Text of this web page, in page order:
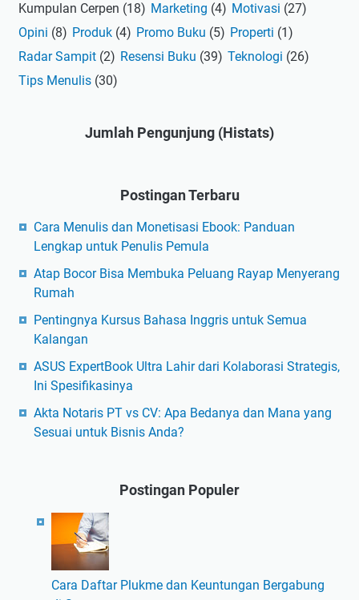
Kumpulan Cerpen (18) Marketing (4) Motivasi (27)
Opini (8) Produk (4) Promo Buku (5) Properti (1)
Radar Sampit (2) Resensi Buku (39) Teknologi (26)
Tips Menulis (30)
Jumlah Pengunjung (Histats)
Postingan Terbaru
Cara Menulis dan Monetisasi Ebook: Panduan
Lengkap untuk Penulis Pemula
Atap Bocor Bisa Membuka Peluang Rayap Menyerang
Rumah
Pentingnya Kursus Bahasa Inggris untuk Semua
Kalangan
ASUS ExpertBook Ultra Lahir dari Kolaborasi Strategis,
Ini Spesifikasinya
Akta Notaris PT vs CV: Apa Bedanya dan Mana yang
Sesuai untuk Bisnis Anda?
Postingan Populer
Cara Daftar Plukme dan Keuntungan Bergabung